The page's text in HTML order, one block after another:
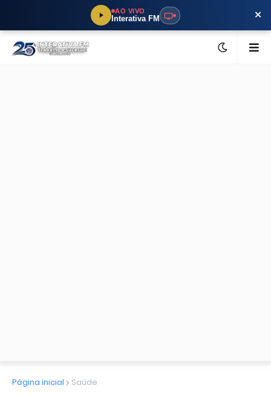
AO VIVO
Interativa FM ×
Página inicial Saúde